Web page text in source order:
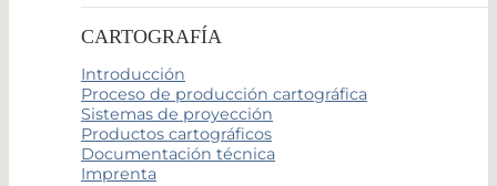
CARTOGRAFÍA
Introducción
Proceso de producción cartográfica
Sistemas de proyección
Productos cartográficos
Documentación técnica
Imprenta